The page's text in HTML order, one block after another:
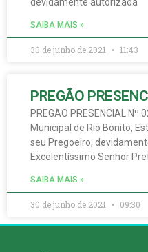
SAIBA MAIS »
30 de junho de 2021 11:43
PREGÃO
PREGÃO PRESENCIAL
Municipal de Rio Bonito,
seu Pregoeiro,
Excelentíssimo Senhor
SAIBA MAIS »
30 de junho de 2021 09:30